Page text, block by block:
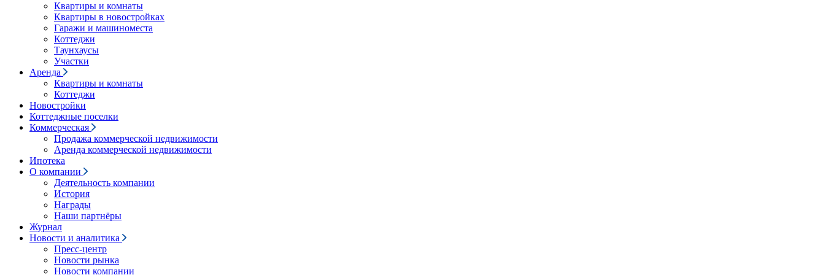
Квартиры и комнаты
Квартиры в новостройках
Гаражи и машиноместа
Коттеджи
Таунхаусы
Участки
Аренда
Квартиры и комнаты
Коттеджи
Новостройки
Коттеджные поселки
Коммерческая
Продажа коммерческой недвижимости
Аренда коммерческой недвижимости
Ипотека
О компании
Деятельность компании
История
Награды
Наши партнёры
Журнал
Новости и аналитика
Пресс-центр
Новости рынка
Новости компании